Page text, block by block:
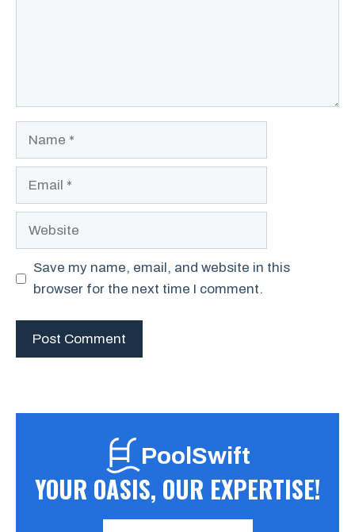
Website
Save my name, email, and website in this
browser for the next time I comment.
PoolSwift
YOUR OASIS, OUR EXPERTISE!